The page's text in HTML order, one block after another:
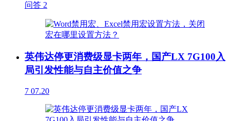
问答 2
英伟达停更消费级显卡两年，国产LX 7G100入
局引发性能与自主价值之争
7 07.20